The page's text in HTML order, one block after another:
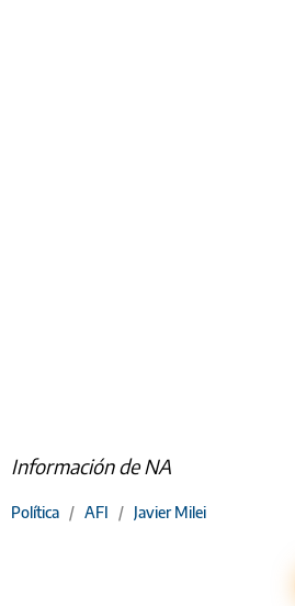
Información de NA
Política / AFI / Javier Milei